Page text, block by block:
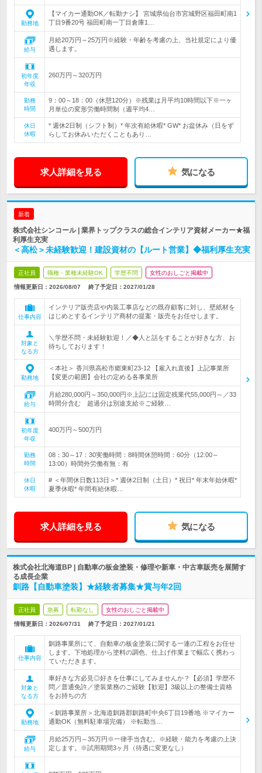
勤務地
【マイカー通勤OK／転勤ナシ】 宮城県仙台市宮城野区福田町南1
丁目9番20号 福田町南一丁目倉庫1…
給与
月給20万円～25万円※経験・年齢を考慮の上、当社規定により優
遇します。
初年度
年収
260万円～320万円
勤務
時間
9：00～18：00（休憩120分）※残業は月平均10時間以下※一ヶ
月単位の変形労働時間制（週平均4…
休日
休暇
* 週休2日制（シフト制）* 年次有給休暇* GW* お盆休み（日をず
らしてお休みいただくこともあり…
求人詳細を見る 気になる
新着
株式会社シンコール | 業界トップクラスの総合インテリア資材メーカー★福
利厚生充実
＜高松＞未経験歓迎！建設資材の【ルート営業】◆福利厚生充実
正社員 職種・業種未経験OK 学歴不問 女性のおしごと掲載中
情報更新日：2026/08/07 終了予定日： 2027/01/28
仕事内容
インテリア販売店や内装工事店などの既存顧客に対し、壁紙材を
はじめとするインテリア商材の提案・販売をお任せします。
対象と
なる方
＼学歴不問・未経験歓迎！／◆人と話をすることが好きな方、お
待ちしております！
勤務地
＜本社＞ 香川県高松市郷東町23-12 【雇入れ直後】上記事業所
【変更の範囲】会社の定める各事業所
給与
月給280,000円～350,000円※上記には固定残業代55,000円～／33
時間分含む 超過分は別途支給※ご経験…
初年度
年収
400万円～500万円
勤務
時間
08：30～17：30実働時間：8時間休憩時間：60分（12:00～
13:00）時間外労働有無：有
休日
休暇
# ＜年間休日数113日＞* 週休2日制（土日）* 祝日* 年末年始休暇*
夏季休暇* 年間有給休暇…
求人詳細を見る 気になる
株式会社北海道BP | 自動車の板金塗装・修理や新車・中古車販売を展開す
る成長企業
釧路【自動車塗装】★経験者募集★賞与年2回
正社員 急募 転勤なし 女性のおしごと掲載中
情報更新日：2026/07/31 終了予定日： 2027/01/21
仕事内容
釧路事業所にて、自動車の板金塗装に関する一連の工程をお任せ
します。下地処理から塗料の調色、仕上げ作業まで幅広く携わっ
ていただきます。
対象と
なる方
車好きな方必見◎好きを仕事にしてみませんか？【必須】学歴不
問／普通免許／塗装業務のご経験【歓迎】3級以上の整備士資格
をお持ちの方
勤務地
＜釧路事業所＞北海道釧路郡釧路町中央6丁目19番地 ※マイカー
通勤OK（無料駐車場完備） ※転勤当…
給与
月給25万円～35万円※一律手当含む。※経験・能力を考慮の上決
定します。※試用期間3ヶ月（待遇に変更なし）